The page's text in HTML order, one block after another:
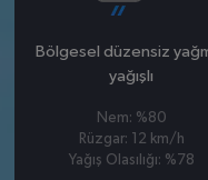
Bölgesel düzensiz
yağışlı
Nem: %80
Rüzgar: 12 km/h
Yağış Olasılığı: %78